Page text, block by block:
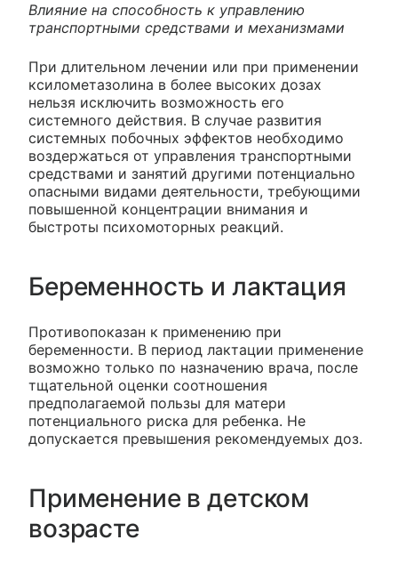
Влияние на способность к управлению
транспортными средствами и механизмами
При длительном лечении или при применении
ксилометазолина в более высоких дозах
нельзя исключить возможность его
системного действия. В случае развития
системных побочных эффектов необходимо
воздержаться от управления транспортными
средствами и занятий другими потенциально
опасными видами деятельности, требующими
повышенной концентрации внимания и
быстроты психомоторных реакций.
Беременность и лактация
Противопоказан к применению при
беременности. В период лактации применение
возможно только по назначению врача, после
тщательной оценки соотношения
предполагаемой пользы для матери
потенциального риска для ребенка. Не
допускается превышения рекомендуемых доз.
Применение в детском
возрасте